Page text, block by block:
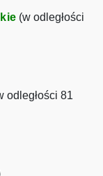
(w odległości
odległości 81